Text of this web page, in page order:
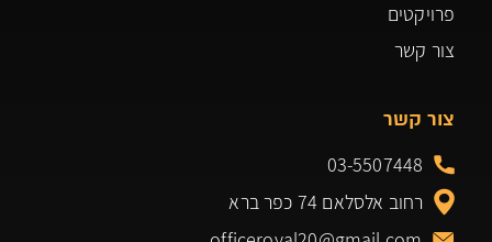
פרויקטים
צור קשר
צור קשר
03-5507448
רחוב אלסלאם 74 כפר ברא